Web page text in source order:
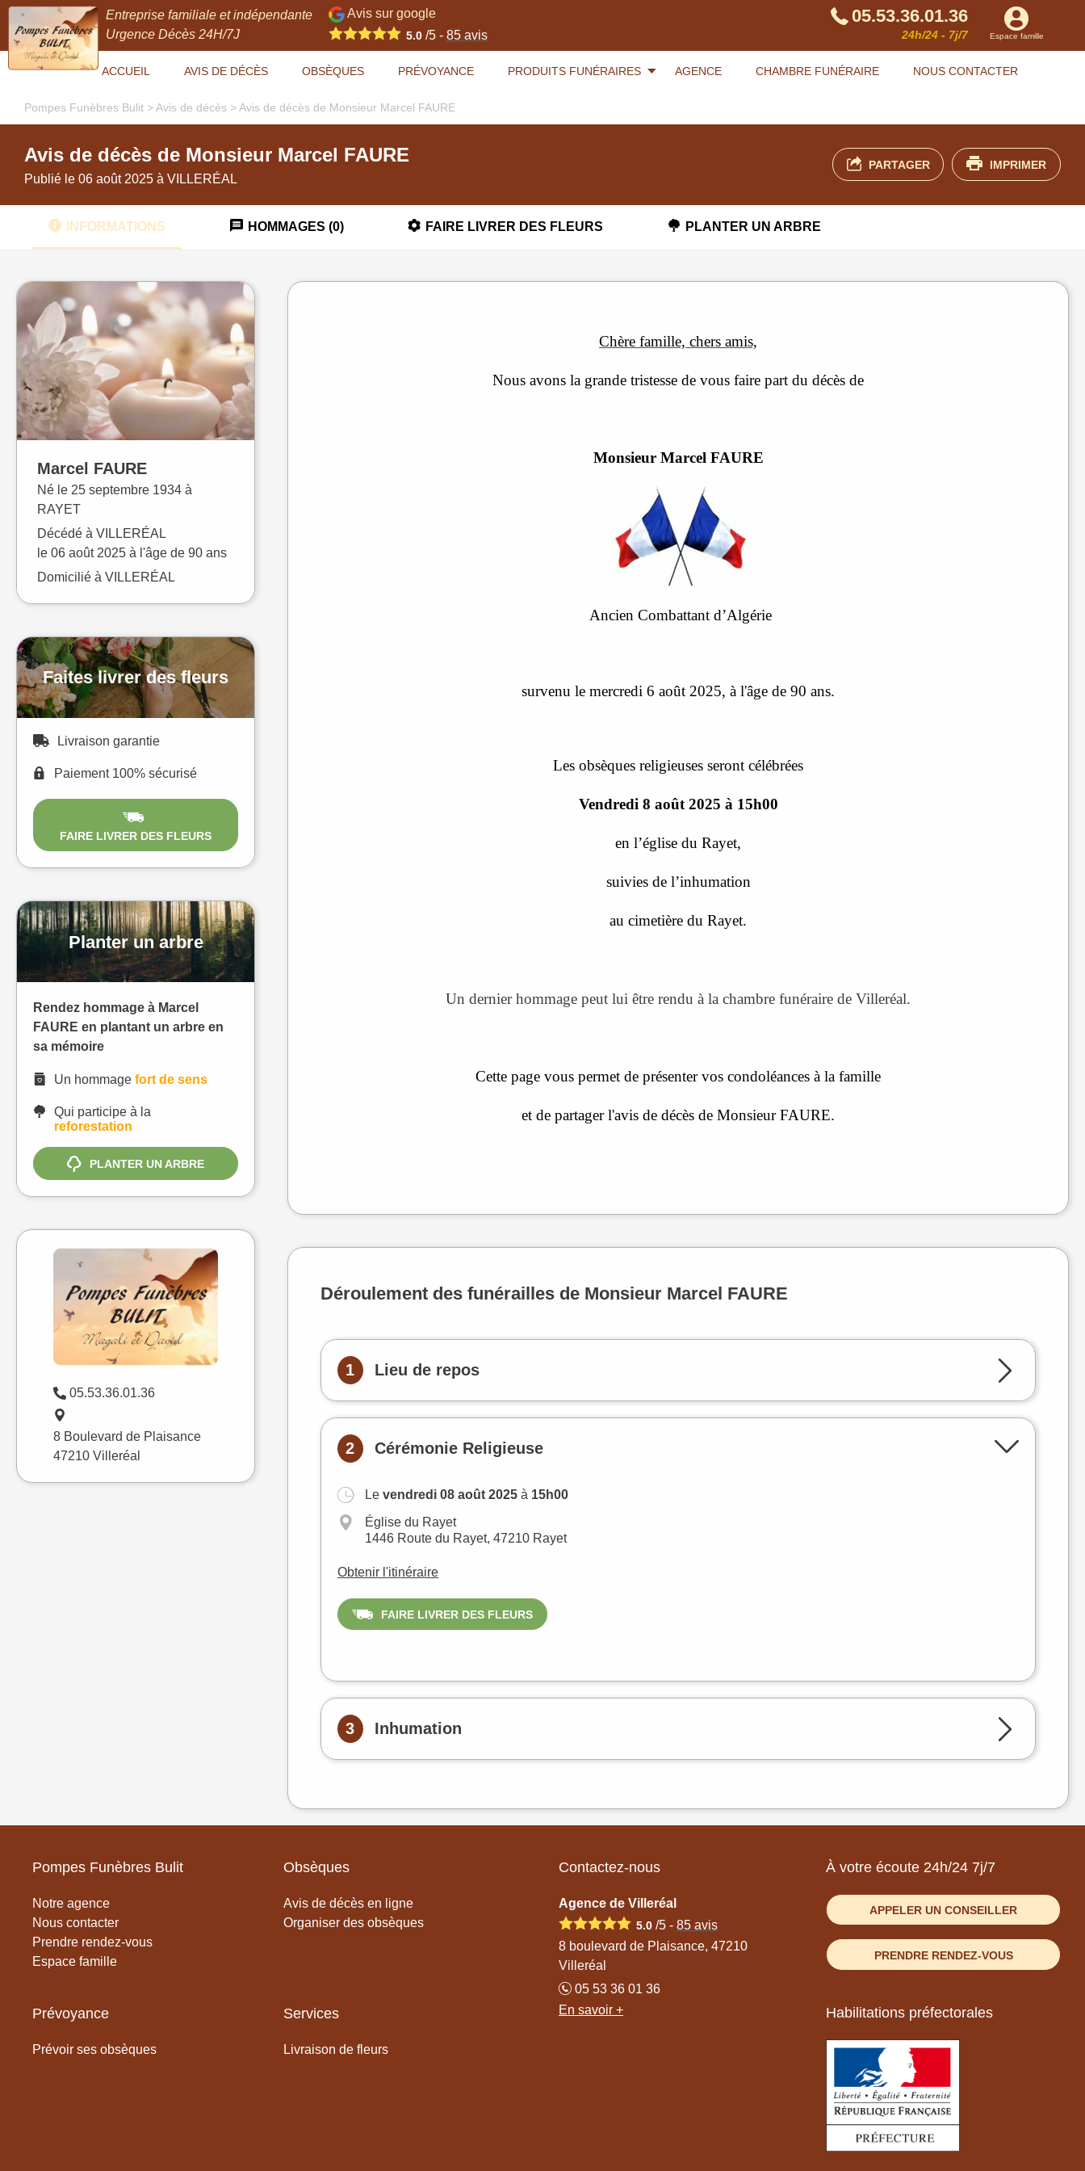
Entreprise familiale et indépendante
Urgence Décès 24H/7J
Avis sur google
5.0 /5 - 85 avis
05.53.36.01.36
24h/24 - 7j/7 Espace famille
ACCUEIL AVIS DE DÉCÈS OBSÈQUES PRÉVOYANCE PRODUITS FUNÉRAIRES AGENCE CHAMBRE FUNÉRAIRE NOUS CONTACTER
Pompes Funèbres Bulit >Avis de décès >Avis de décès de Monsieur Marcel FAURE
Avis de décès de Monsieur Marcel FAURE
Publié le 06 août 2025 à VILLERÉAL
PARTAGER IMPRIMER
INFORMATIONS HOMMAGES (0) FAIRE LIVRER DES FLEURS PLANTER UN ARBRE
Marcel FAURE
Né le 25 septembre 1934 à
RAYET
Décédé à VILLERÉAL
le 06 août 2025 à l'âge de 90 ans
Domicilié à VILLERÉAL
Faites livrer des fleurs
Livraison garantie
Paiement 100% sécurisé
FAIRE LIVRER DES FLEURS
Planter un arbre
Rendez hommage à Marcel
FAURE en plantant un arbre en
sa mémoire
Un hommage fort de sens
Qui participe à la
reforestation
PLANTER UN ARBRE
05.53.36.01.36
8 Boulevard de Plaisance
47210 Villeréal
Chère famille, chers amis,
Nous avons la grande tristesse de vous faire part du décès de
Monsieur Marcel FAURE
Ancien Combattant d’Algérie
survenu le mercredi 6 août 2025, à l'âge de 90 ans.
Les obsèques religieuses seront célébrées
Vendredi 8 août 2025 à 15h00
en l’église du Rayet,
suivies de l’inhumation
au cimetière du Rayet.
Un dernier hommage peut lui être rendu à la chambre funéraire de Villeréal.
Cette page vous permet de présenter vos condoléances à la famille
et de partager l'avis de décès de Monsieur FAURE.
Déroulement des funérailles de Monsieur Marcel FAURE
1 Lieu de repos
2 Cérémonie Religieuse
Le vendredi 08 août 2025 à 15h00
Église du Rayet
1446 Route du Rayet, 47210 Rayet
Obtenir l'itinéraire
FAIRE LIVRER DES FLEURS
3 Inhumation
Pompes Funèbres Bulit
Notre agence
Nous contacter
Prendre rendez-vous
Espace famille
Obsèques
Avis de décès en ligne
Organiser des obsèques
Prévoyance
Prévoir ses obsèques
Services
Livraison de fleurs
Contactez-nous
Agence de Villeréal
5.0 /5 - 85 avis
8 boulevard de Plaisance, 47210
Villeréal
05 53 36 01 36
En savoir +
À votre écoute 24h/24 7j/7
APPELER UN CONSEILLER
PRENDRE RENDEZ-VOUS
Habilitations préfectorales